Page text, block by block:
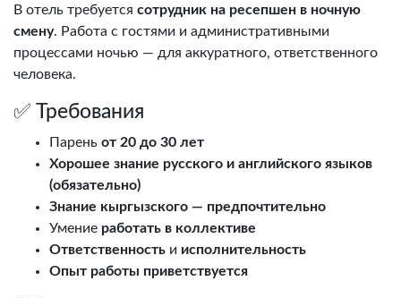
В отель требуется сотрудник на ресепшен в ночную
смену. Работа с гостями и административными
процессами ночью — для аккуратного, ответственного
человека.
✅ Требования
Парень от 20 до 30 лет
Хорошее знание русского и английского языков
(обязательно)
Знание кыргызского — предпочтительно
Умение работать в коллективе
Ответственность и исполнительность
Опыт работы приветствуется